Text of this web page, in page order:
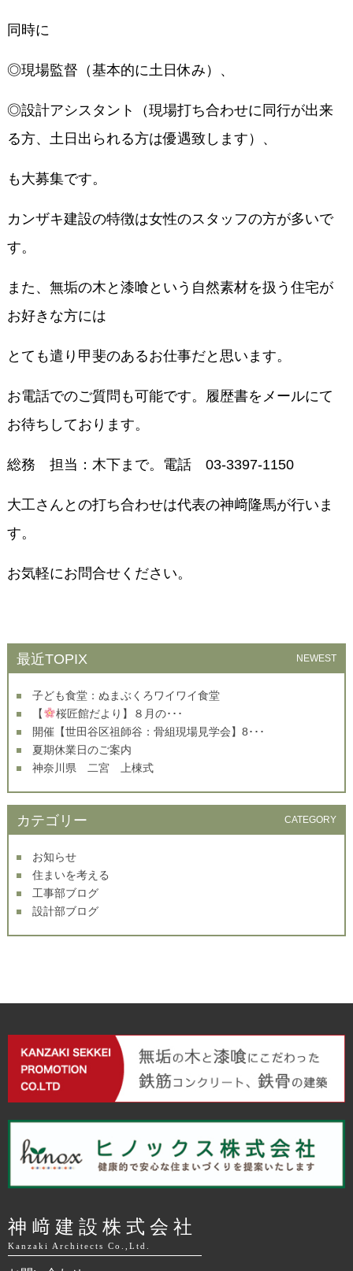
同時に
◎現場監督（基本的に土日休み）、
◎設計アシスタント（現場打ち合わせに同行が出来
る方、土日出られる方は優遇致します）、
も大募集です。
カンザキ建設の特徴は女性のスタッフの方が多いで
す。
また、無垢の木と漆喰という自然素材を扱う住宅が
お好きな方には
とても遣り甲斐のあるお仕事だと思います。
お電話でのご質問も可能です。履歴書をメールにて
お待ちしております。
総務 担当：木下まで。電話 03-3397-1150
大工さんとの打ち合わせは代表の神﨑隆馬が行いま
す。
お気軽にお問合せください。
最近TOPIX NEWEST
子ども食堂：ぬまぶくろワイワイ食堂
【
桜匠館だより】８月の･･･
開催【世田谷区祖師谷：骨組現場見学会】8･･･
夏期休業日のご案内
神奈川県 二宮 上棟式
カテゴリー CATEGORY
お知らせ
住まいを考える
工事部ブログ
設計部ブログ
神﨑建設株式会社
Kanzaki Architects Co.,Ltd.